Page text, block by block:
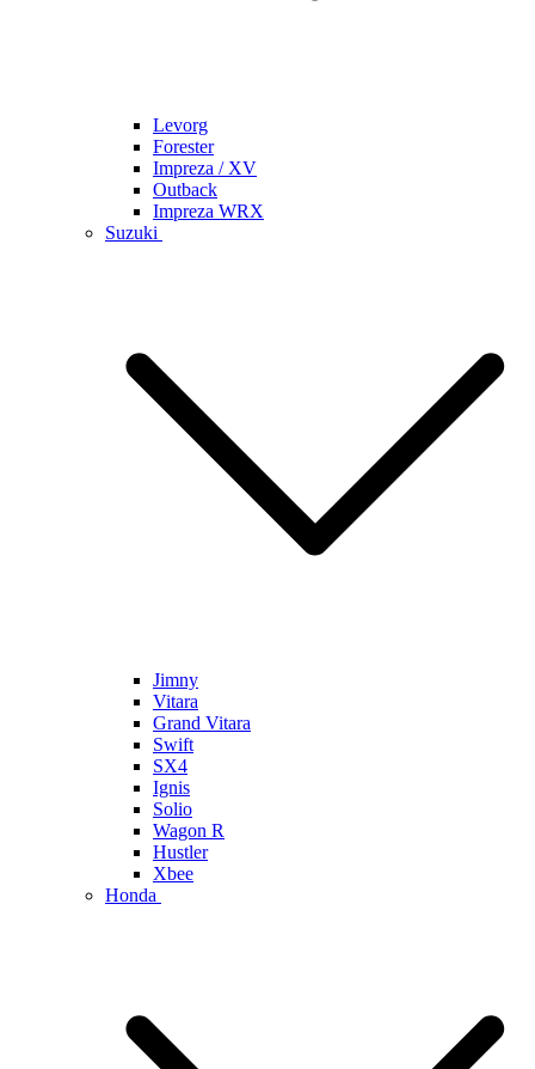
Levorg
Forester
Impreza / XV
Outback
Impreza WRX
Suzuki
Jimny
Vitara
Grand Vitara
Swift
SX4
Ignis
Solio
Wagon R
Hustler
Xbee
Honda